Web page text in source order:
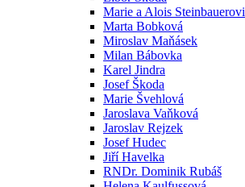
Marie a Alois Steinbauerovi
Marta Bobková
Miroslav Maňásek
Milan Bábovka
Karel Jindra
Josef Škoda
Marie Švehlová
Jaroslava Vaňková
Jaroslav Rejzek
Josef Hudec
Jiří Havelka
RNDr. Dominik Rubáš